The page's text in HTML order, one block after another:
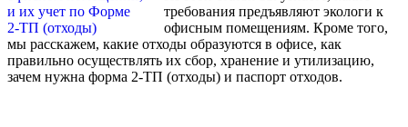
требования предъявляют экологи к
офисным помещениям. Кроме того,
мы расскажем, какие отходы образуются в офисе, как
правильно осуществлять их сбор, хранение и утилизацию,
зачем нужна форма 2-ТП (отходы) и паспорт отходов.